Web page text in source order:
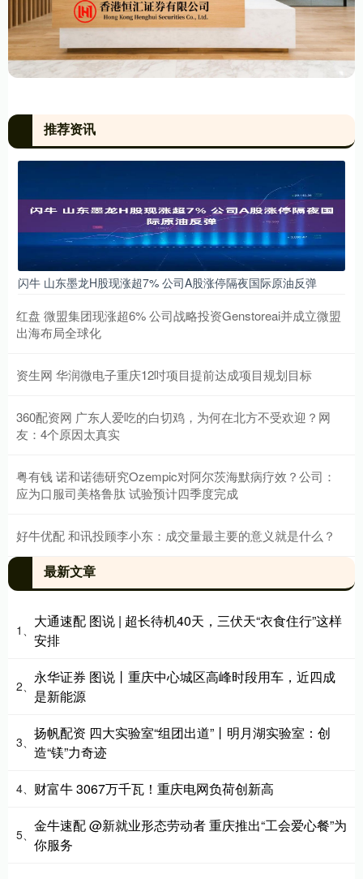
推荐资讯
闪牛 山东墨龙H股现涨超7% 公司A股涨停隔夜国际原油反弹
红盘 微盟集团现涨超6% 公司战略投资Genstoreai并成立微盟
出海布局全球化
资生网 华润微电子重庆12吋项目提前达成项目规划目标
360配资网 广东人爱吃的白切鸡，为何在北方不受欢迎？网
友：4个原因太真实
粤有钱 诺和诺德研究Ozempic对阿尔茨海默病疗效？公司：
应为口服司美格鲁肽 试验预计四季度完成
好牛优配 和讯投顾李小东：成交量最主要的意义就是什么？
最新文章
1、
大通速配 图说 | 超长待机40天，三伏天“衣食住行”这样
安排
2、
永华证券 图说丨重庆中心城区高峰时段用车，近四成
是新能源
3、
扬帆配资 四大实验室“组团出道”丨明月湖实验室：创
造“镁”力奇迹
4、 财富牛 3067万千瓦！重庆电网负荷创新高
5、
金牛速配 @新就业形态劳动者 重庆推出“工会爱心餐”为
你服务